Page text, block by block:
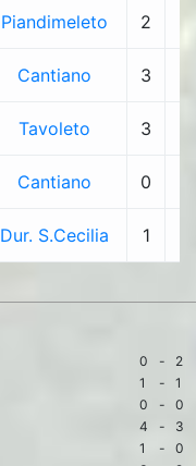
Piandimeleto 2
Cantiano 3
Tavoleto 3
Cantiano 0
Dur. S.Cecilia 1
0 -
2
1 -
1
0 -
0
4 -
3
1 -
0